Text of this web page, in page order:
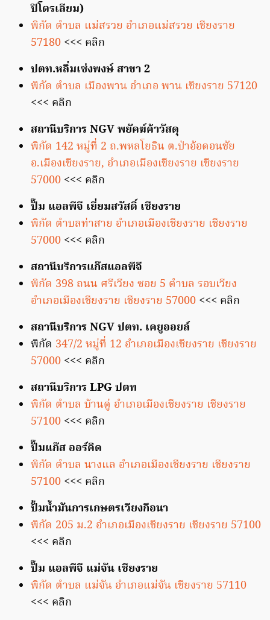
ปิโตรเลียม)
พิกัด ตำบล แม่สรวย อำเภอแม่สรวย เชียงราย
57180 <<< คลิก
ปตท.หลิ่มเซ่งพงษ์ สาขา 2
พิกัด ตำบล เมืองพาน อำเภอ พาน เชียงราย 57120
<<< คลิก
สถานีบริการ NGV พยัคฆ์ค้าวัสดุ
พิกัด 142 หมู่ที่ 2 ถ.พหลโยธิน ต.ป่าอ้อดอนชัย
อ.เมืองเชียงราย, อำเภอเมืองเชียงราย เชียงราย
57000 <<< คลิก
ปั๊ม แอลพีจี เยี่ยมสวัสดิ์ เชียงราย
พิกัด ตำบลท่าสาย อำเภอเมืองเชียงราย เชียงราย
57000 <<< คลิก
สถานีบริการแก๊สแอลพีจี
พิกัด 398 ถนน ศรีเวียง ซอย 5 ตำบล รอบเวียง
อำเภอเมืองเชียงราย เชียงราย 57000 <<< คลิก
สถานีบริการ NGV ปตท. เคยูออยล์
พิกัด 347/2 หมู่ที่ 12 อำเภอเมืองเชียงราย เชียงราย
57000 <<< คลิก
สถานีบริการ LPG ปตท
พิกัด ตำบล บ้านดู่ อำเภอเมืองเชียงราย เชียงราย
57100 <<< คลิก
ปั๊มแก๊ส ออร์คิด
พิกัด ตำบล นางแล อำเภอเมืองเชียงราย เชียงราย
57100 <<< คลิก
ปั้มน้ำมันการเกษตรเวียงกือนา
พิกัด 205 ม.2 อำเภอเมืองเชียงราย เชียงราย 57100
<<< คลิก
ปั๊ม แอลพีจี แม่จัน เชียงราย
พิกัด ตำบล แม่จัน อำเภอแม่จัน เชียงราย 57110
<<< คลิก